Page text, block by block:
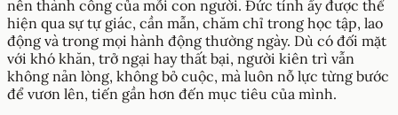
nên thành công của mỗi con người. Đức tính ấy được thể
hiện qua sự tự giác, cần mẫn, chăm chỉ trong học tập, lao
động và trong mọi hành động thường ngày. Dù có đối mặt
với khó khăn, trở ngại hay thất bại, người kiên trì vẫn
không nản lòng, không bỏ cuộc, mà luôn nỗ lực từng bước
để vươn lên, tiến gần hơn đến mục tiêu của mình.